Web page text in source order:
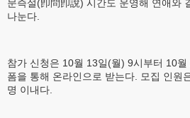
문즉설(卽問卽說) 시간도 운영해 연애와
나눈다.
참가 신청은 10월 13일(월) 9시부터 10
폼을 통해 온라인으로 받는다. 모집 인원
명 이내다.